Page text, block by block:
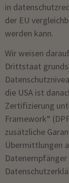
in
der EU
werden kann.
Wir weisen
Drittstaat
die USA ist
Zertifizierung
Framework“
zusätzliche
Übermittlungen